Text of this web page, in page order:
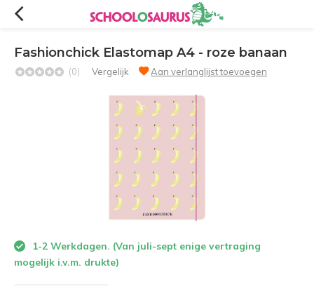
Fashionchick Elastomap A4 - roze banaan
(0) Vergelijk Aan verlanglijst toevoegen
1-2 Werkdagen. (Van juli-sept enige vertraging
mogelijk i.v.m. drukte)